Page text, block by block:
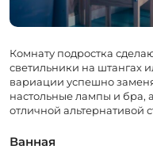
Комнату подростка
светильники на штангах
вариации успешно
настольные лампы и бра,
отличной альтернативой
Ванная